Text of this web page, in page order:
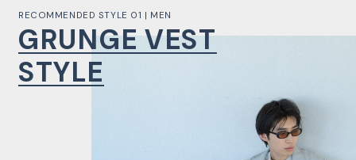
RECOMMENDED STYLE 01 | MEN
GRUNGE VEST
STYLE